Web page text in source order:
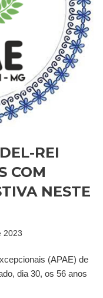
REI
COM
NESTE
2023
(APAE) de
dia 30, os 56 anos